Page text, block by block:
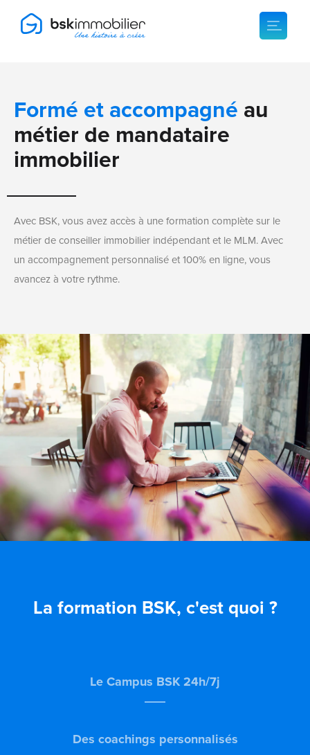
Formé et accompagné au
métier de mandataire
immobilier
Avec BSK, vous avez accès à une formation complète sur le
métier de conseiller immobilier indépendant et le MLM. Avec
un accompagnement personnalisé et 100% en ligne, vous
avancez à votre rythme.
Le Campus BSK 24h/7j
Des coachings personnalisés
La formation BSK, c'est quoi ?